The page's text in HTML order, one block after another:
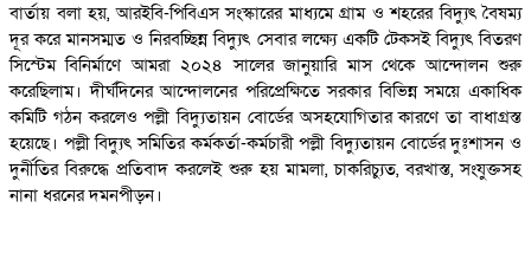
বার্তায় বলা হয়, আরইবি-পিবিএস সংস্কারের মাধ্যমে গ্রাম ও শহরের বিদ্যুৎ বৈষম্য
দূর করে মানসম্মত ও নিরবচ্ছিন্ন বিদ্যুৎ সেবার লক্ষ্যে একটি টেকসই বিদ্যুৎ বিতরণ
সিস্টেম বিনির্মাণে আমরা ২০২৪ সালের জানুয়ারি মাস থেকে আন্দোলন শুরু
করেছিলাম। দীর্ঘদিনের আন্দোলনের পরিপ্রেক্ষিতে সরকার বিভিন্ন সময়ে একাধিক
কমিটি গঠন করলেও পল্লী বিদ্যুতায়ন বোর্ডের অসহযোগিতার কারণে তা বাধাগ্রস্ত
হয়েছে। পল্লী বিদ্যুৎ সমিতির কর্মকর্তা-কর্মচারী পল্লী বিদ্যুতায়ন বোর্ডের দুঃশাসন ও
দুর্নীতির বিরুদ্ধে প্রতিবাদ করলেই শুরু হয় মামলা, চাকরিচ্যুত, বরখাস্ত, সংযুক্তসহ
নানা ধরনের দমনপীড়ন।